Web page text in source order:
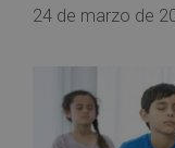
24 de marzo de